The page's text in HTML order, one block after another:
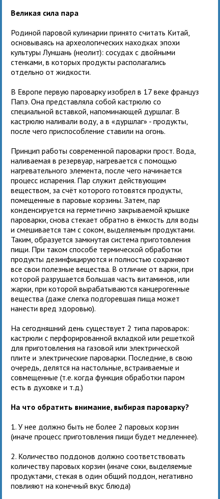
Великая сила пара
Родиной паровой кулинарии принято считать Китай,
основываясь на археологических находках эпохи
культуры Луншань (неолит): сосудах с двойными
стенками, в которых продукты располагались
отдельно от жидкости.
В Европе первую пароварку изобрел в 17 веке француз
Папэ. Она представляла собой кастрюлю со
специальной вставкой, напоминающей дуршлаг. В
кастрюлю наливали воду, а в «дуршлаг» - продукты,
после чего приспособление ставили на огонь.
Принцип работы современной пароварки прост. Вода,
наливаемая в резервуар, нагревается с помощью
нагревательного элемента, после чего начинается
процесс испарения. Пар служит действующим
веществом, за счёт которого готовятся продукты,
помещенные в паровые корзины. Затем, пар
конденсируется на герметично закрываемой крышке
пароварки, снова стекает обратно в ёмкость для воды
и смешивается там с соком, выделяемым продуктами.
Таким, образуется замкнутая система приготовления
пищи. При таком способе термической обработки
продукты дезинфицируются и полностью сохраняют
все свои полезные вещества. В отличие от варки, при
которой разрушается большая часть витаминов, или
жарки, при которой вырабатываются канцерогенные
вещества (даже слегка подгоревшая пища может
нанести вред здоровью).
На сегодняшний день существует 2 типа пароварок:
кастрюли с перфорированной вкладкой или решеткой
для приготовления на газовой или электрической
плите и электрические пароварки. Последние, в свою
очередь, делятся на настольные, встраиваемые и
совмещенные (т.е. когда функция обработки паром
есть в духовке и т.д.)
На что обратить внимание, выбирая пароварку?
1. У нее должно быть не более 2 паровых корзин
(иначе процесс приготовления пищи будет медленнее).
2. Количество поддонов должно соответствовать
количеству паровых корзин (иначе соки, выделяемые
продуктами, стекая в один общий поддон, негативно
повлияют на конечный вкус блюда)